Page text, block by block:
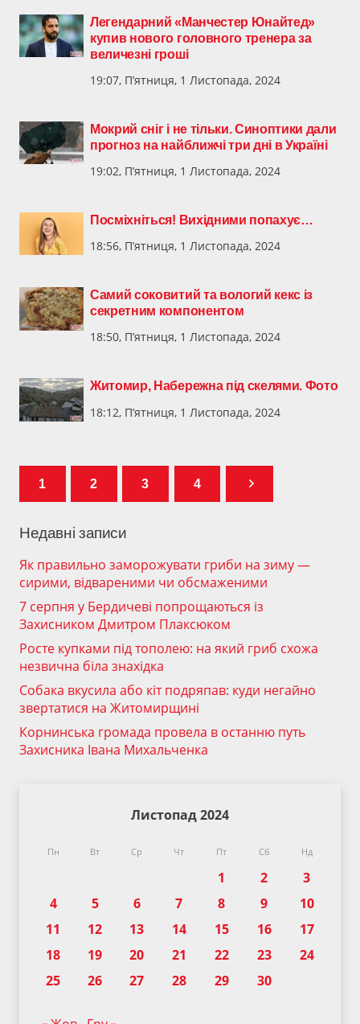
Легендарний «Манчестер Юнайтед»
купив нового головного тренера за
величезні гроші
19:07, П’ятниця, 1 Листопада, 2024
Мокрий сніг і не тільки. Синоптики дали
прогноз на найближчі три дні в Україні
19:02, П’ятниця, 1 Листопада, 2024
Посміхніться! Вихідними попахує…
18:56, П’ятниця, 1 Листопада, 2024
Самий соковитий та вологий кекс із
секретним компонентом
18:50, П’ятниця, 1 Листопада, 2024
Житомир, Набережна під скелями. Фото
18:12, П’ятниця, 1 Листопада, 2024
1 2 3 4
Недавні записи
Як правильно заморожувати гриби на зиму —
сирими, відвареними чи обсмаженими
7 серпня у Бердичеві попрощаються із
Захисником Дмитром Плаксюком
Росте купками під тополею: на який гриб схожа
незвична біла знахідка
Собака вкусила або кіт подряпав: куди негайно
звертатися на Житомирщині
Корнинська громада провела в останню путь
Захисника Івана Михальченка
Листопад 2024
Пн Вт Ср Чт Пт Сб Нд
1 2
3
4
5 6 7 8 9
10
11
12 13 14 15 16
17
18
19 20 21 22 23
24
25
26 27 28 29 30